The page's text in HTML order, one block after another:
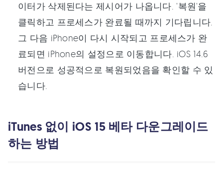
이터가 삭제된다는 제시어가 나옵니다. '복원'을
클릭하고 프로세스가 완료될 때까지 기다립니다.
그 다음 iPhone이 다시 시작되고 프로세스가 완
료되면 iPhone의 설정으로 이동합니다. iOS 14.6
버전으로 성공적으로 복원되었음을 확인할 수 있
습니다.
iTunes 없이 iOS 15 베타 다운그레이드
하는 방법